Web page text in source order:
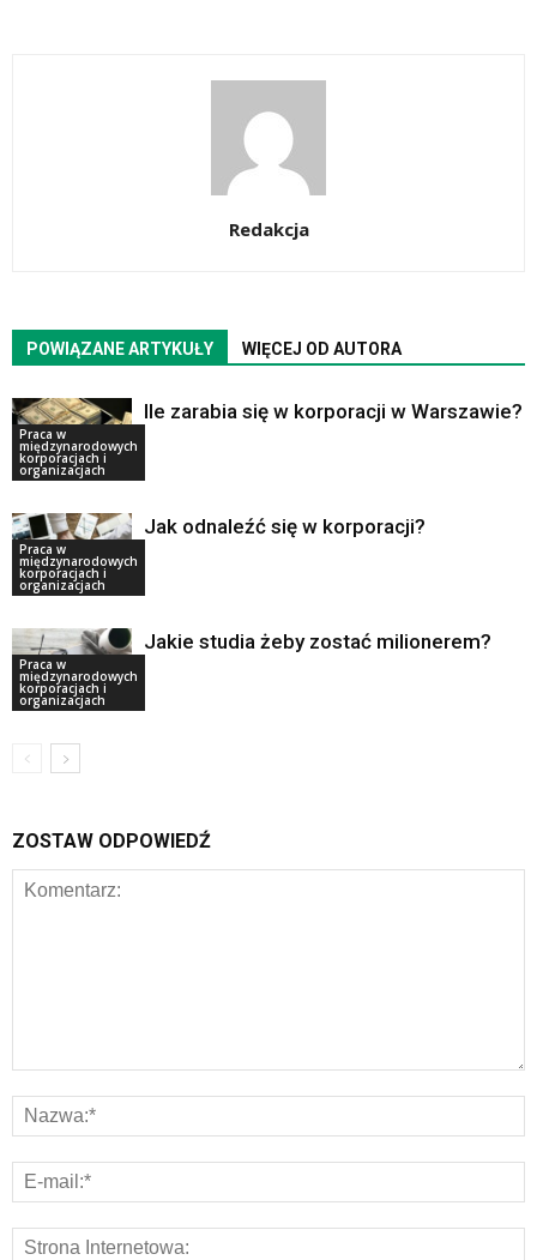
Redakcja
POWIĄZANE ARTYKUŁY WIĘCEJ OD AUTORA
Praca w
międzynarodowych
korporacjach i
organizacjach
Ile zarabia się w korporacji w Warszawie?
Praca w
międzynarodowych
korporacjach i
organizacjach
Jak odnaleźć się w korporacji?
Praca w
międzynarodowych
korporacjach i
organizacjach
Jakie studia żeby zostać milionerem?
ZOSTAW ODPOWIEDŹ